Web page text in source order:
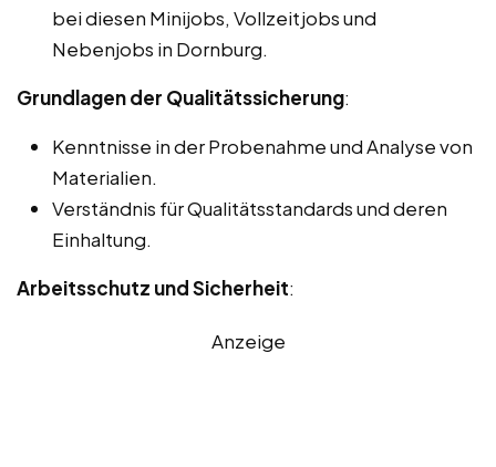
bei diesen Minijobs, Vollzeitjobs und
Nebenjobs in Dornburg.
Grundlagen der Qualitätssicherung:
Kenntnisse in der Probenahme und Analyse von
Materialien.
Verständnis für Qualitätsstandards und deren
Einhaltung.
Arbeitsschutz und Sicherheit:
Anzeige